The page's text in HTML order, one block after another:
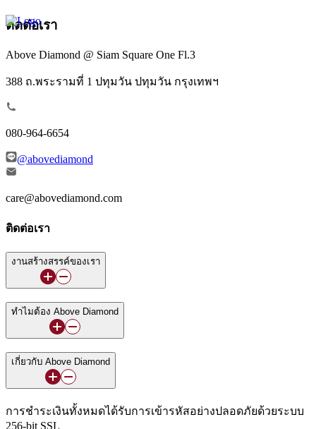
ติดต่อเรา
Above Diamond @ Siam Square One Fl.3
388 ถ.พระรามที่ 1 ปทุมวัน ปทุมวัน กรุงเทพฯ
080-964-6654
@abovediamond
care@abovediamond.com
ติดต่อเรา
งานสร้างสรรค์ของเรา
ทำไมต้อง Above Diamond
เกี่ยวกับ Above Diamond
การชำระเงินทั้งหมดได้รับการเข้ารหัสอย่างปลอดภัยด้วยระบบ
256-bit SSL